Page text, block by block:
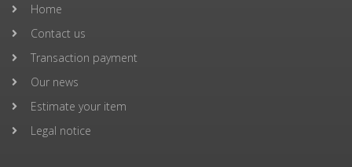
Home
Contact us
Transaction payment
Our news
Estimate your item
Legal notice